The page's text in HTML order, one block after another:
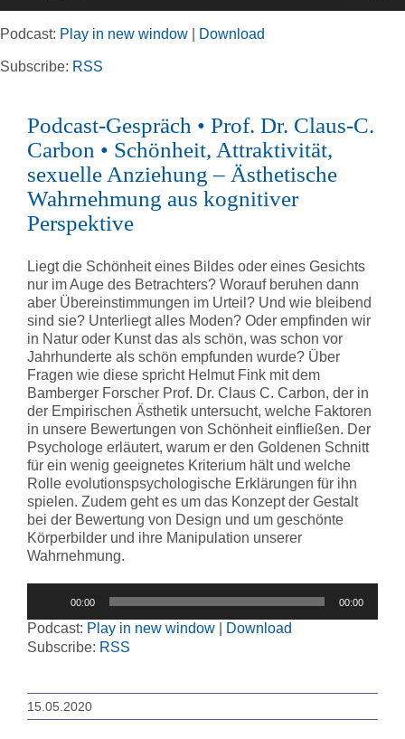
Rubriken
Kortizes Website
Podcast: Play in new window Download
Subscribe: RSS
Podcast-Gespräch • Prof. Dr. Claus-C.
Carbon • Schönheit, Attraktivität,
sexuelle Anziehung – Ästhetische
Wahrnehmung aus kognitiver
Perspektive
Liegt die Schönheit eines Bildes oder eines Gesichts
nur im Auge des Betrachters? Worauf beruhen dann
aber Übereinstimmungen im Urteil? Und wie bleibend
sind sie? Unterliegt alles Moden? Oder empfinden wir
in Natur oder Kunst das als schön, was schon vor
Jahrhunderte als schön empfunden wurde? Über
Fragen wie diese spricht Helmut Fink mit dem
Bamberger Forscher Prof. Dr. Claus C. Carbon, der in
der Empirischen Ästhetik untersucht, welche Faktoren
in unsere Bewertungen von Schönheit einfließen. Der
Psychologe erläutert, warum er den Goldenen Schnitt
für ein wenig geeignetes Kriterium hält und welche
Rolle evolutionspsychologische Erklärungen für ihn
spielen. Zudem geht es um das Konzept der Gestalt
bei der Bewertung von Design und um geschönte
Körperbilder und ihre Manipulation unserer
Wahrnehmung.
00:00 00:00
Podcast: Play in new window
Download
Subscribe: RSS
15.05.2020